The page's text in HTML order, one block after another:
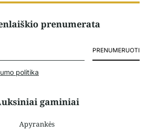
gaminiai
Apyrankės
prenumerata
PRENUMERUOTI
politika